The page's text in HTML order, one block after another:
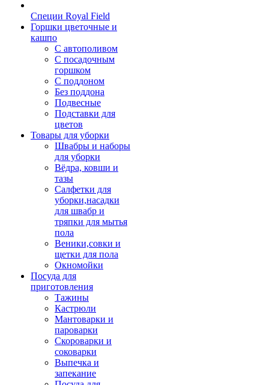
Специи Royal Field
Горшки цветочные и
кашпо
С автополивом
С посадочным
горшком
С поддоном
Без поддона
Подвесные
Подставки для
цветов
Товары для уборки
Швабры и наборы
для уборки
Вёдра, ковши и
тазы
Салфетки для
уборки,насадки
для швабр и
тряпки для мытья
пола
Веники,совки и
щетки для пола
Окномойки
Посуда для
приготовления
Тажины
Кастрюли
Мантоварки и
пароварки
Скороварки и
соковарки
Выпечка и
запекание